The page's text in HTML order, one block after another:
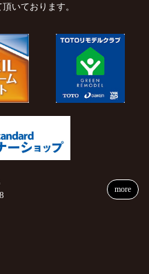
いております。
more